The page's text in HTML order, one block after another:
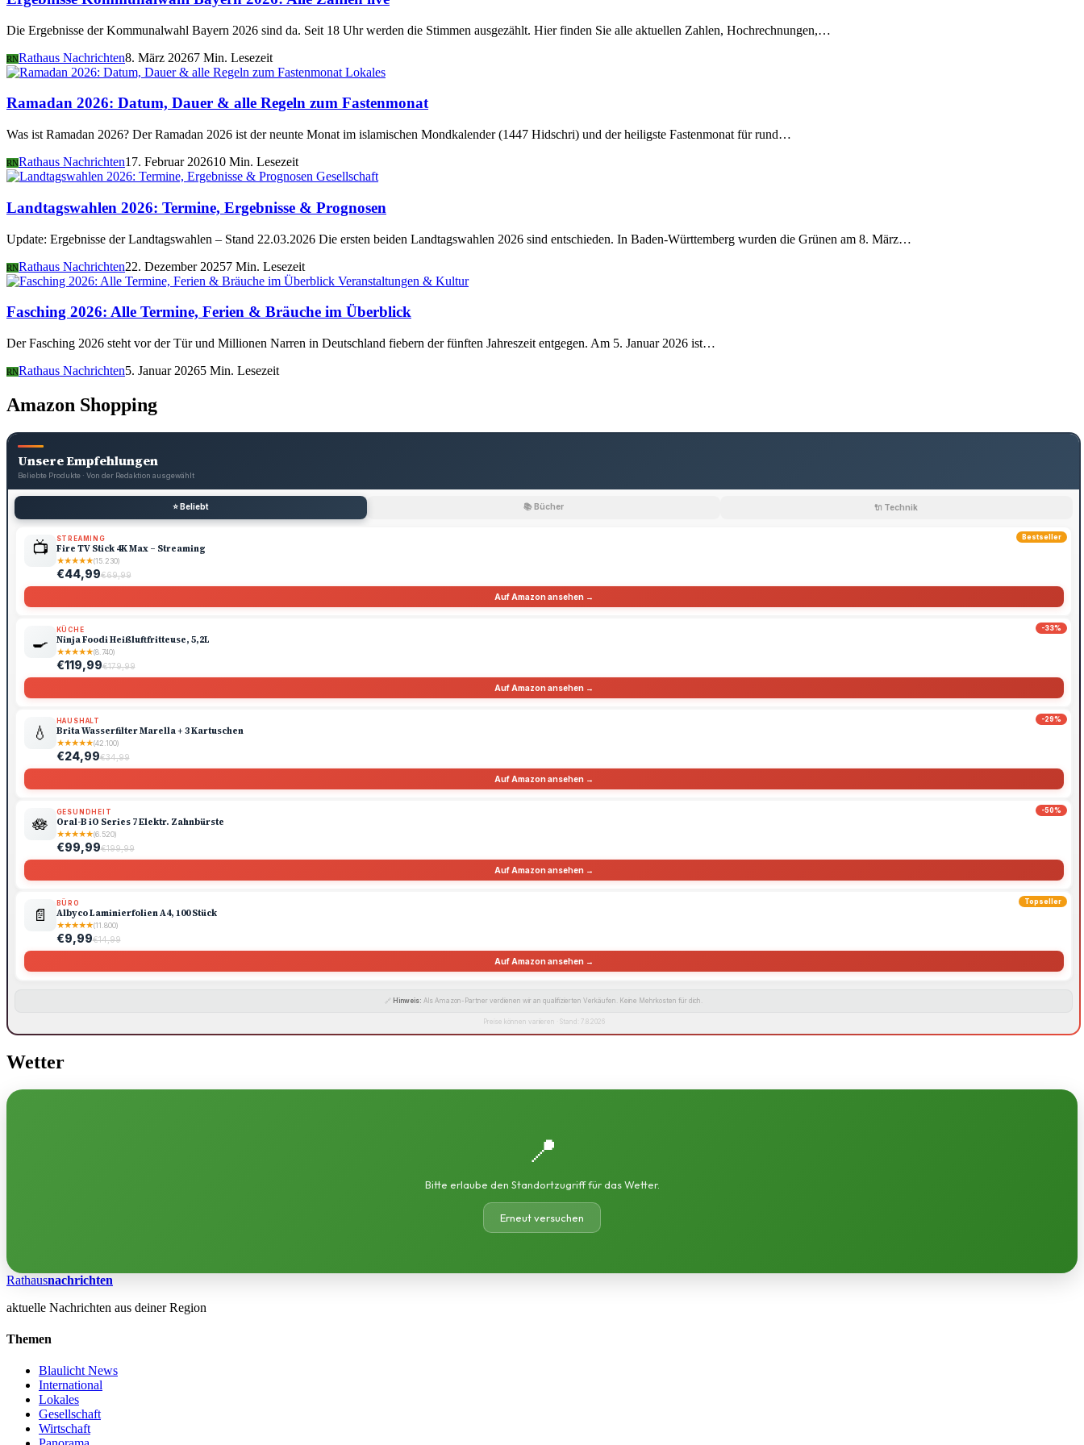
Die Ergebnisse der Kommunalwahl Bayern 2026 sind da. Seit 18 Uhr werden die Stimmen ausgezählt. Hier finden Sie alle aktuellen Zahlen, Hochrechnungen,…
RNRathaus Nachrichten8. März 20267 Min. Lesezeit
Lokales
Ramadan 2026: Datum, Dauer & alle Regeln zum Fastenmonat
Was ist Ramadan 2026? Der Ramadan 2026 ist der neunte Monat im islamischen Mondkalender (1447 Hidschri) und der heiligste Fastenmonat für rund…
RNRathaus Nachrichten17. Februar 202610 Min. Lesezeit
Gesellschaft
Landtagswahlen 2026: Termine, Ergebnisse & Prognosen
Update: Ergebnisse der Landtagswahlen – Stand 22.03.2026 Die ersten beiden Landtagswahlen 2026 sind entschieden. In Baden-Württemberg wurden die Grünen am 8. März…
RNRathaus Nachrichten22. Dezember 20257 Min. Lesezeit
Veranstaltungen & Kultur
Fasching 2026: Alle Termine, Ferien & Bräuche im Überblick
Der Fasching 2026 steht vor der Tür und Millionen Narren in Deutschland fiebern der fünften Jahreszeit entgegen. Am 5. Januar 2026 ist…
RNRathaus Nachrichten5. Januar 20265 Min. Lesezeit
Amazon Shopping
Unsere Empfehlungen
Beliebte Produkte · Von der Redaktion ausgewählt
⭐ Beliebt 📚 Bücher 🔌 Technik
Bestseller
📺 STREAMING
Fire TV Stick 4K Max – Streaming
★★★★★(15.230)
€44,99€69,99
Auf Amazon ansehen →
-33%
🍳
KÜCHE
Ninja Foodi Heißluftfritteuse, 5,2L
★★★★★(8.740)
€119,99€179,99
Auf Amazon ansehen →
-29%
💧
HAUSHALT
Brita Wasserfilter Marella + 3 Kartuschen
★★★★★(42.100)
€24,99€34,99
Auf Amazon ansehen →
-50%
🪷
GESUNDHEIT
Oral-B iO Series 7 Elektr. Zahnbürste
★★★★★(6.520)
€99,99€199,99
Auf Amazon ansehen →
Topseller
📄
BÜRO
Albyco Laminierfolien A4, 100 Stück
★★★★★(11.800)
€9,99€14,99
Auf Amazon ansehen →
🔗 Hinweis: Als Amazon-Partner verdienen wir an qualifizierten Verkäufen. Keine Mehrkosten für dich.
Preise können variieren · Stand: 7.8.2026
Wetter
📍
Bitte erlaube den Standortzugriff für das Wetter.
Erneut versuchen
Rathausnachrichten
aktuelle Nachrichten aus deiner Region
Themen
Blaulicht News
International
Lokales
Gesellschaft
Wirtschaft